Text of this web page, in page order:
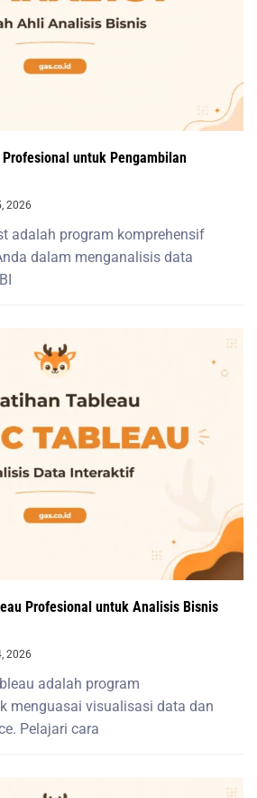
untuk Pengambilan
2026
adalah program komprehensif
dalam menganalisis data
Profesional untuk Analisis Bisnis
2026
adalah program
menguasai visualisasi data dan
Pelajari cara